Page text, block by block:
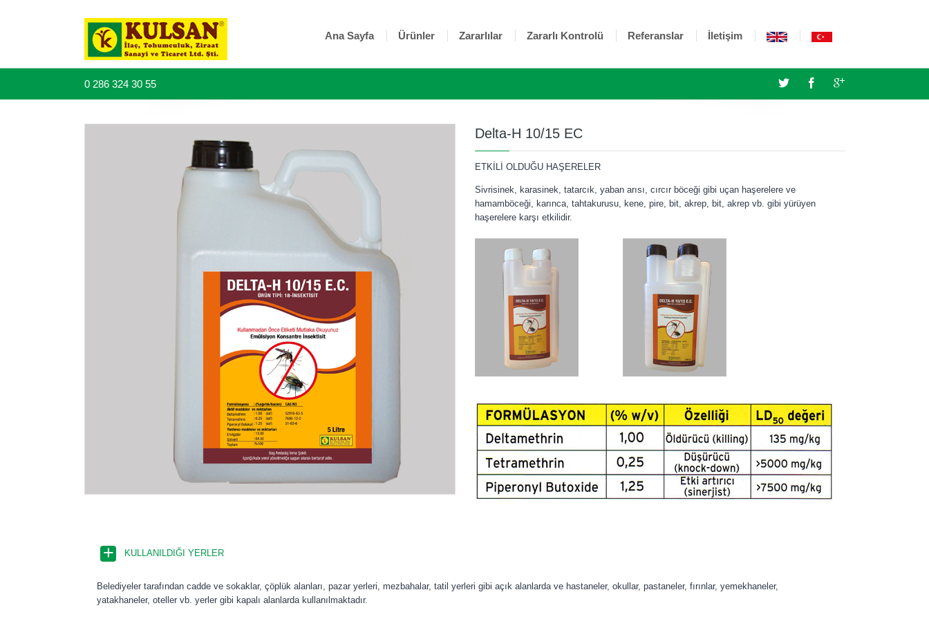
Ana Sayfa Ürünler Zararlılar Zararlı Kontrolü Referanslar İletişim
0 286 324 30 55
Delta-H 10/15 EC
ETKİLİ OLDUĞU HAŞERELER
Sivrisinek, karasinek, tatarcık, yaban arısı, cırcır böceği gibi uçan haşerelere ve
hamamböceği, karınca, tahtakurusu, kene, pire, bit, akrep, bit, akrep vb. gibi yürüyen
haşerelere karşı etkilidir.
KULLANILDIĞI YERLER
Belediyeler tarafından cadde ve sokaklar, çöplük alanları, pazar yerleri, mezbahalar, tatil yerleri gibi açık alanlarda ve hastaneler, okullar, pastaneler, fırınlar, yemekhaneler,
yatakhaneler, oteller vb. yerler gibi kapalı alanlarda kullanılmaktadır.